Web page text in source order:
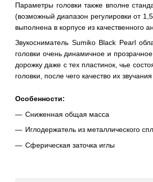
Параметры головки также вполне
(возможный диапазон регулировки от
выполнена в корпусе из качественного
Звукосниматель Sumiko Black Pearl
головки очень динамичное и
дорожку даже с тех пластинок, чье
головки, после чего качество их
Особенности:
Сниженная общая масса
Иглодержатель из металлического
Сферическая заточка иглы